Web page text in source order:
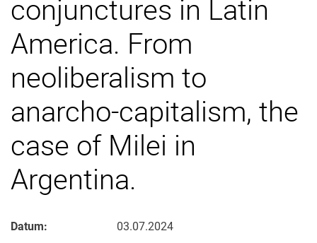
conjunctures in Latin
America. From
neoliberalism to
anarcho-capitalism, the
case of Milei in
Argentina.
Datum:
03.07.2024